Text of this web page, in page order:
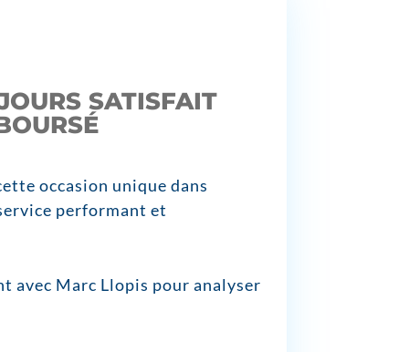
SATISFAIT
occasion unique dans
performant et
avec Marc Llopis pour analyser